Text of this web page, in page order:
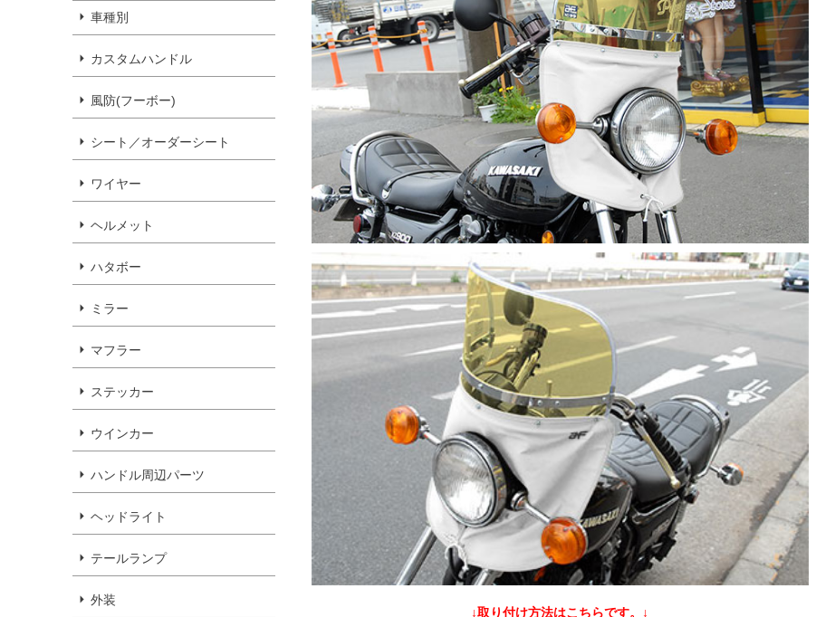
車種別
カスタムハンドル
風防(フーボー)
シート／オーダーシート
ワイヤー
ヘルメット
ハタボー
ミラー
マフラー
ステッカー
ウインカー
ハンドル周辺パーツ
ヘッドライト
テールランプ
外装
↓取り付け方法はこちらです。↓